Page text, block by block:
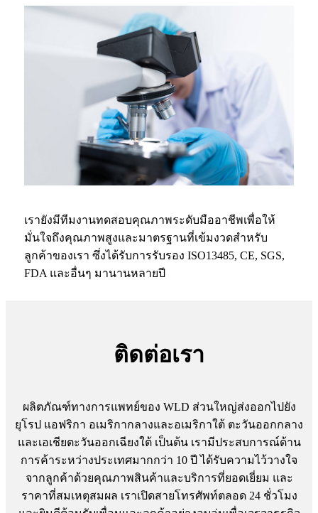
เรายังมีทีมงานทดสอบคุณภาพระดับมืออาชีพเพื่อให้
มั่นใจถึงคุณภาพสูงและมาตรฐานที่เข้มงวดสำหรับ
ลูกค้าของเรา ซึ่งได้รับการรับรอง ISO13485, CE, SGS,
FDA และอื่นๆ มานานหลายปี
ติดต่อเรา
ผลิตภัณฑ์ทางการแพทย์ของ WLD ส่วนใหญ่ส่งออกไปยัง
ยุโรป แอฟริกา อเมริกากลางและอเมริกาใต้ ตะวันออกกลาง
และเอเชียตะวันออกเฉียงใต้ เป็นต้น เรามีประสบการณ์ด้าน
การค้าระหว่างประเทศมากกว่า 10 ปี ได้รับความไว้วางใจ
จากลูกค้าด้วยคุณภาพสินค้าและบริการที่ยอดเยี่ยม และ
ราคาที่สมเหตุสมผล เราเปิดสายโทรศัพท์ตลอด 24 ชั่วโมง